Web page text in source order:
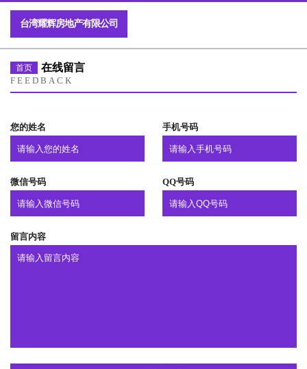
台湾耀辉房地产有限公司
首页 在线留言
FEEDBACK
您的姓名 手机号码
微信号码 QQ号码
留言内容